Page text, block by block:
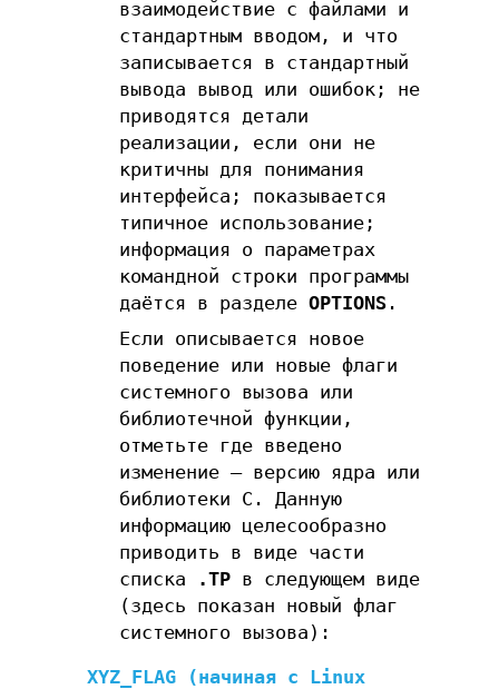
взаимодействие с файлами и
стандартным вводом, и что
записывается в стандартный
вывода вывод или ошибок; не
приводятся детали
реализации, если они не
критичны для понимания
интерфейса; показывается
типичное использование;
информация о параметрах
командной строки программы
даётся в разделе OPTIONS.
Если описывается новое
поведение или новые флаги
системного вызова или
библиотечной функции,
отметьте где введено
изменение — версию ядра или
библиотеки С. Данную
информацию целесообразно
приводить в виде части
списка
.TPв следующем виде
(здесь показан новый флаг
системного вызова):
XYZ_FLAG (начиная с Linux